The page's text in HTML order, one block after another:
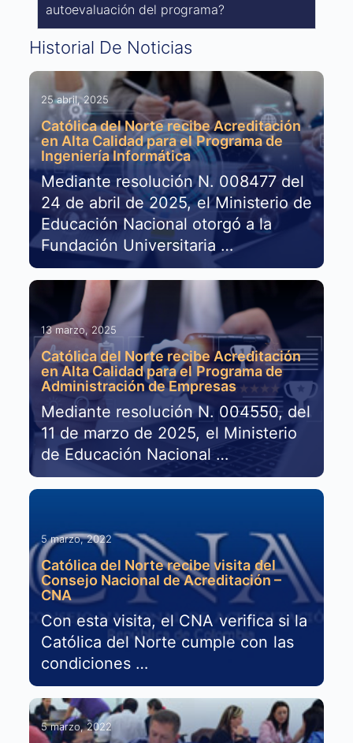
autoevaluación del programa?
Historial De Noticias
25 abril, 2025
Católica del Norte recibe Acreditación
en Alta Calidad para el Programa de
Ingeniería Informática
Mediante resolución N. 008477 del
24 de abril de 2025, el Ministerio de
Educación Nacional otorgó a la
Fundación Universitaria …
13 marzo, 2025
Católica del Norte recibe Acreditación
en Alta Calidad para el Programa de
Administración de Empresas
Mediante resolución N. 004550, del
11 de marzo de 2025, el Ministerio
de Educación Nacional …
5 marzo, 2022
Católica del Norte recibe visita del
Consejo Nacional de Acreditación –
CNA
Con esta visita, el CNA verifica si la
Católica del Norte cumple con las
condiciones …
5 marzo, 2022